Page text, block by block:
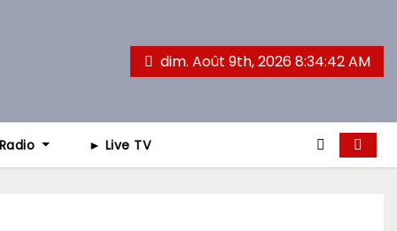
dim. Août 9th, 20268:34:44 AM
► Live TV